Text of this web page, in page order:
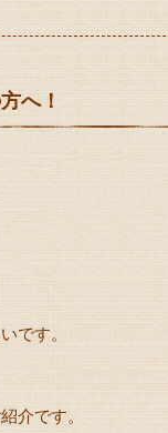
へ！
です。
介です。